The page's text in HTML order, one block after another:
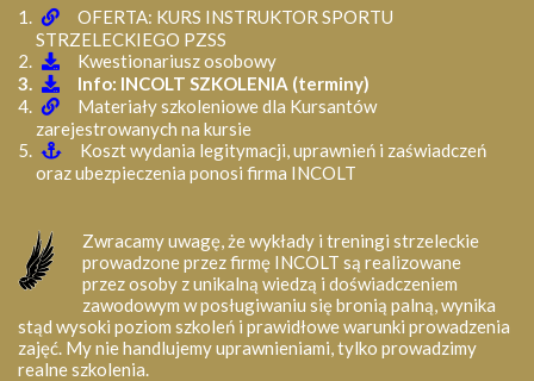
OFERTA: KURS INSTRUKTOR SPORTU
STRZELECKIEGO PZSS
Kwestionariusz osobowy
Info: INCOLT SZKOLENIA (terminy)
Materiały szkoleniowe dla Kursantów
zarejestrowanych na kursie
Koszt wydania legitymacji, uprawnień i zaświadczeń
oraz ubezpieczenia ponosi firma INCOLT
Zwracamy uwagę, że wykłady i treningi strzeleckie
prowadzone przez firmę INCOLT są realizowane
przez osoby z unikalną wiedzą i doświadczeniem
zawodowym w posługiwaniu się bronią palną, wynika
stąd wysoki poziom szkoleń i prawidłowe warunki prowadzenia
zajęć. My nie handlujemy uprawnieniami, tylko prowadzimy
realne szkolenia.